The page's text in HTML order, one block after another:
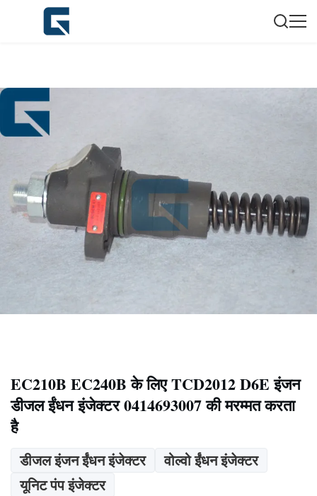
EC210B EC240B के लिए TCD2012 D6E इंजन
डीजल ईंधन इंजेक्टर 0414693007 की मरम्मत करता
है
डीजल इंजन ईंधन इंजेक्टर
वोल्वो ईंधन इंजेक्टर
यूनिट पंप इंजेक्टर